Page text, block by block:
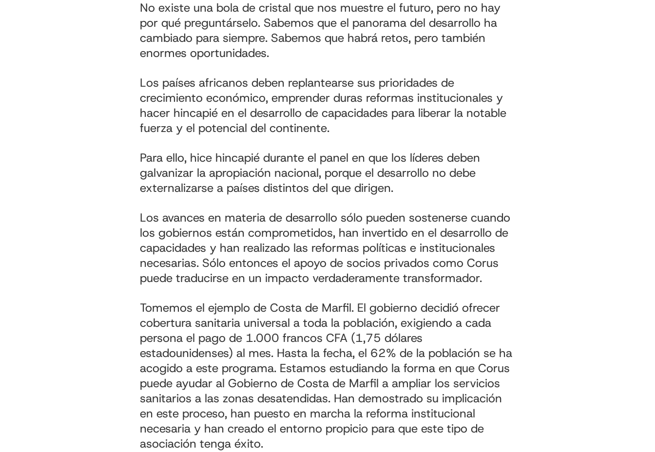
No existe una bola de cristal que nos muestre el futuro, pero no hay
por qué preguntárselo. Sabemos que el panorama del desarrollo ha
cambiado para siempre. Sabemos que habrá retos, pero también
enormes oportunidades.
Los países africanos deben replantearse sus prioridades de
crecimiento económico, emprender duras reformas institucionales y
hacer hincapié en el desarrollo de capacidades para liberar la notable
fuerza y el potencial del continente.
Para ello, hice hincapié durante el panel en que los líderes deben
galvanizar la apropiación nacional, porque el desarrollo no debe
externalizarse a países distintos del que dirigen.
Los avances en materia de desarrollo sólo pueden sostenerse cuando
los gobiernos están comprometidos, han invertido en el desarrollo de
capacidades y han realizado las reformas políticas e institucionales
necesarias. Sólo entonces el apoyo de socios privados como Corus
puede traducirse en un impacto verdaderamente transformador.
Tomemos el ejemplo de Costa de Marfil. El gobierno decidió ofrecer
cobertura sanitaria universal a toda la población, exigiendo a cada
persona el pago de 1.000 francos CFA (1,75 dólares
estadounidenses) al mes. Hasta la fecha, el 62% de la población se ha
acogido a este programa. Estamos estudiando la forma en que Corus
puede ayudar al Gobierno de Costa de Marfil a ampliar los servicios
sanitarios a las zonas desatendidas. Han demostrado su implicación
en este proceso, han puesto en marcha la reforma institucional
necesaria y han creado el entorno propicio para que este tipo de
asociación tenga éxito.